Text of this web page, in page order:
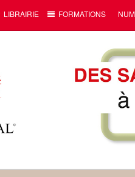
LIBRAIRIE FORMATIONS